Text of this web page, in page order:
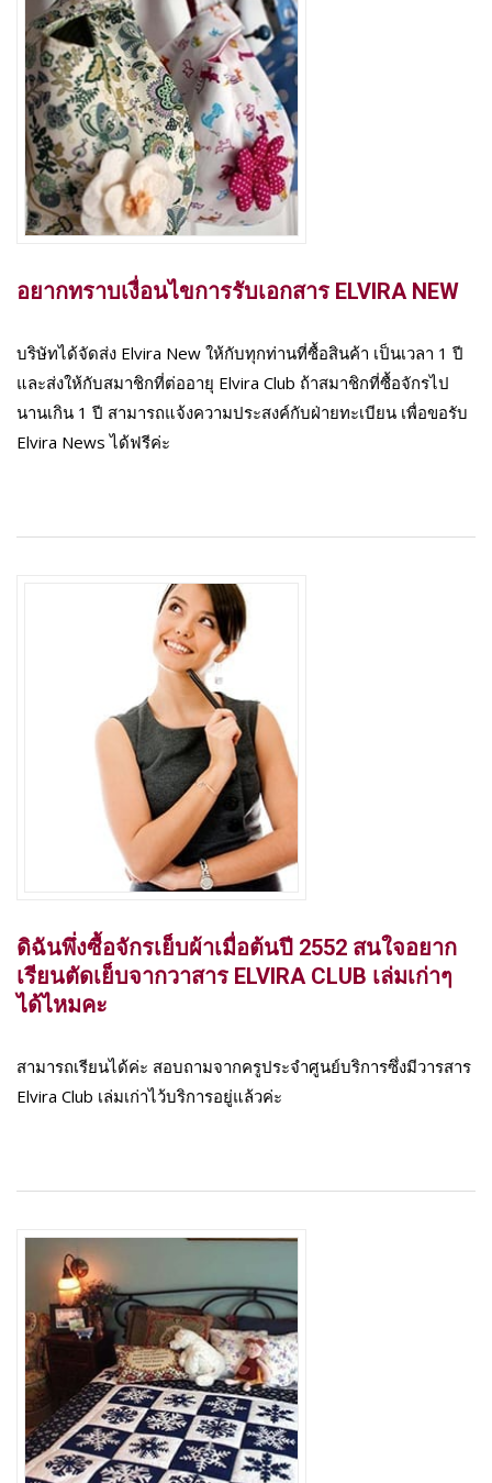
อยากทราบเงื่อนไขการรับเอกสาร ELVIRA NEW
บริษัทได้จัดส่ง Elvira New ให้กับทุกท่านที่ซื้อสินค้า เป็นเวลา 1 ปี
และส่งให้กับสมาชิกที่ต่ออายุ Elvira Club ถ้าสมาชิกที่ซื้อจักรไป
นานเกิน 1 ปี สามารถแจ้งความประสงค์กับฝ่ายทะเบียน เพื่อขอรับ
Elvira News ได้ฟรีค่ะ
ดิฉันพึ่งซื้อจักรเย็บผ้าเมื่อต้นปี 2552 สนใจอยาก
เรียนตัดเย็บจากวาสาร ELVIRA CLUB เล่มเก่าๆ
ได้ไหมคะ
สามารถเรียนได้ค่ะ สอบถามจากครูประจำศูนย์บริการซึ่งมีวารสาร
Elvira Club เล่มเก่าไว้บริการอยู่แล้วค่ะ